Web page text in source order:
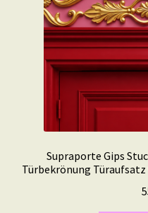
Supraporte Gips
Türbekrönung Türaufsatz